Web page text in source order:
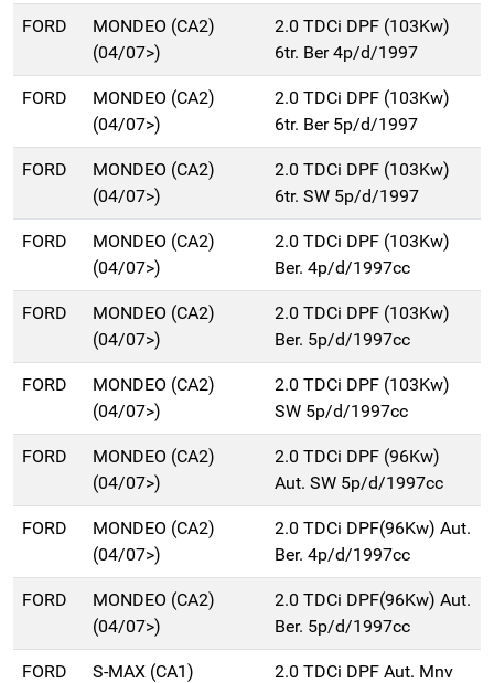
FORD
MONDEO (CA2)
(04/07>)
2.0 TDCi DPF (103Kw)
6tr. Ber 4p/d/1997
FORD
MONDEO (CA2)
(04/07>)
2.0 TDCi DPF (103Kw)
6tr. Ber 5p/d/1997
FORD
MONDEO (CA2)
(04/07>)
2.0 TDCi DPF (103Kw)
6tr. SW 5p/d/1997
FORD
MONDEO (CA2)
(04/07>)
2.0 TDCi DPF (103Kw)
Ber. 4p/d/1997cc
FORD
MONDEO (CA2)
(04/07>)
2.0 TDCi DPF (103Kw)
Ber. 5p/d/1997cc
FORD
MONDEO (CA2)
(04/07>)
2.0 TDCi DPF (103Kw)
SW 5p/d/1997cc
FORD
MONDEO (CA2)
(04/07>)
2.0 TDCi DPF (96Kw)
Aut. SW 5p/d/1997cc
FORD
MONDEO (CA2)
(04/07>)
2.0 TDCi DPF(96Kw) Aut.
Ber. 4p/d/1997cc
FORD
MONDEO (CA2)
(04/07>)
2.0 TDCi DPF(96Kw) Aut.
Ber. 5p/d/1997cc
FORD
S-MAX (CA1)
2.0 TDCi DPF Aut. Mnv